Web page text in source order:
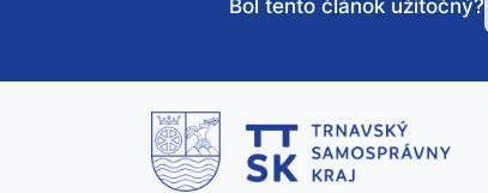
Bol tento článok užitočný?